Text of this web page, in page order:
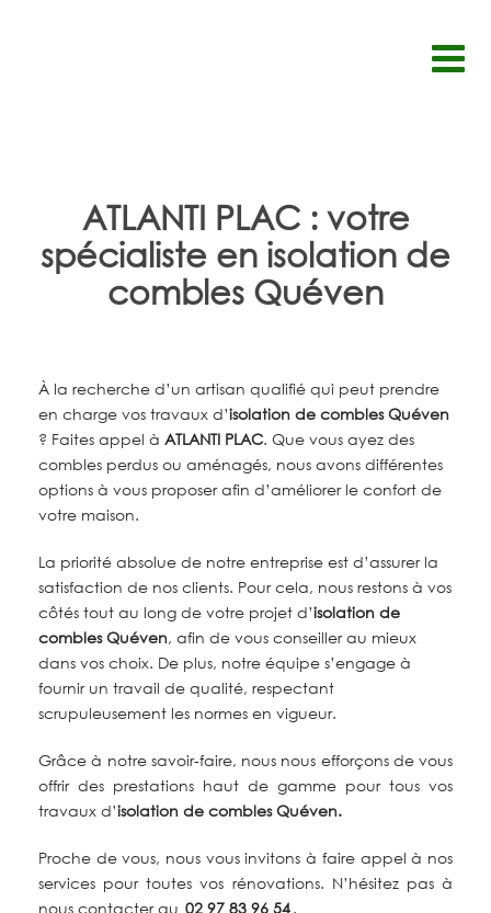
ATLANTI PLAC : votre
spécialiste en isolation de
combles Quéven
À la recherche d’un artisan qualifié qui peut prendre
en charge vos travaux d’isolation de combles Quéven
? Faites appel à ATLANTI PLAC. Que vous ayez des
combles perdus ou aménagés, nous avons différentes
options à vous proposer afin d’améliorer le confort de
votre maison.
La priorité absolue de notre entreprise est d’assurer la
satisfaction de nos clients. Pour cela, nous restons à vos
côtés tout au long de votre projet d’isolation de
comblesQuéven, afin de vous conseiller au mieux
dans vos choix. De plus, notre équipe s’engage à
fournir un travail de qualité, respectant
scrupuleusement les normes en vigueur.
Grâce à notre savoir-faire, nous nous efforçons de vous
offrir des prestations haut de gamme pour tous vos
travaux d’isolation de combles Quéven.
Proche de vous, nous vous invitons à faire appel à nos
services pour toutes vos rénovations. N’hésitez pas à
nous contacter au 02 97 83 96 54.